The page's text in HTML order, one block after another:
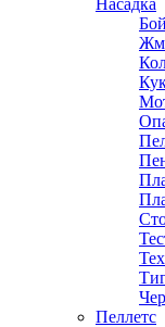
Насадка
Пеллетс